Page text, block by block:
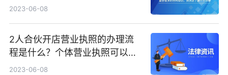
2023-06-08
2人合伙开店营业执照的办理流
程是什么？个体营业执照可以不
注销吗？ 今日要闻
2023-06-08